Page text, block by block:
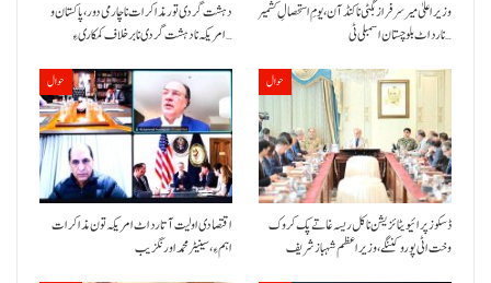
دہشت گردی تور مذاکرات نا چارمی دور،پاکستان و
امریکہ نا دہشت گردی نا برخلاف کمکاری ءِ…
وزیراعلیٰ میر سرفراز بگٹی نا کنڈ آن،یومِ استحصالِ کشمیر
نا رد اٹ بلوچستان اسمبلی ٹی…
حوال
اقتصادی اولیت آتا رد اٹ امریکہ تون مذاکرات
اہم ءِ،سینیٹر محمد اورنگزیب
حوال
ڈسکوز پرائیویٹائزیشن نا کل ریسہ غاتے پک کروک
وخت اٹی پورو کننگے ،وزیراعظم شہباز شریف